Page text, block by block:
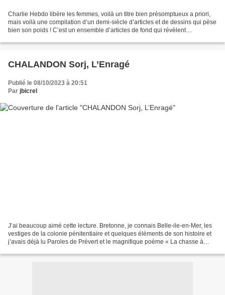
Charlie Hebdo libère les femmes, voilà un titre bien présomptueux a priori,
mais voilà une compilation d’un demi-siècle d’articles et de dessins qui pèse
bien son poids ! C’est un ensemble d’articles de fond qui révèlent
CHALANDON Sorj, L’Enragé
Publié le 08/10/2023 à 20:51
Par jbicrel
J’ai beaucoup aimé cette lecture. Bretonne, je connais Belle-ile-en-Mer, les
vestiges de la colonie pénitentiaire et quelques éléments de son histoire et
j’avais déjà lu Paroles de Prévert et le magnifique poème « La chasse à